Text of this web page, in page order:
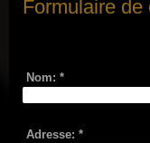
Formulaire
Nom: *
Adresse: *